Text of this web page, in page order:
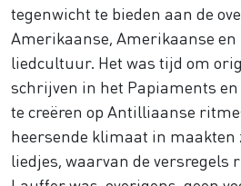
tegenwicht te bieden aan de
Amerikaanse, Amerikaanse en
liedcultuur. Het was tijd om
schrijven in het Papiaments
te creëren op Antilliaanse
heersende klimaat in maakten
liedjes, waarvan de versregels